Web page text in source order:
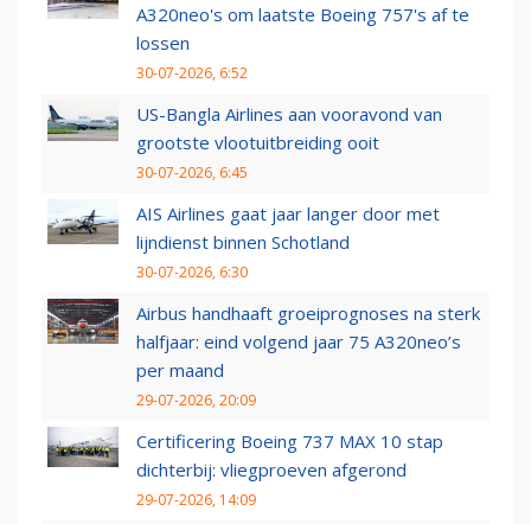
A320neo's om laatste Boeing 757's af te
lossen
30-07-2026, 6:52
US-Bangla Airlines aan vooravond van
grootste vlootuitbreiding ooit
30-07-2026, 6:45
AIS Airlines gaat jaar langer door met
lijndienst binnen Schotland
30-07-2026, 6:30
Airbus handhaaft groeiprognoses na sterk
halfjaar: eind volgend jaar 75 A320neo’s
per maand
29-07-2026, 20:09
Certificering Boeing 737 MAX 10 stap
dichterbij: vliegproeven afgerond
29-07-2026, 14:09